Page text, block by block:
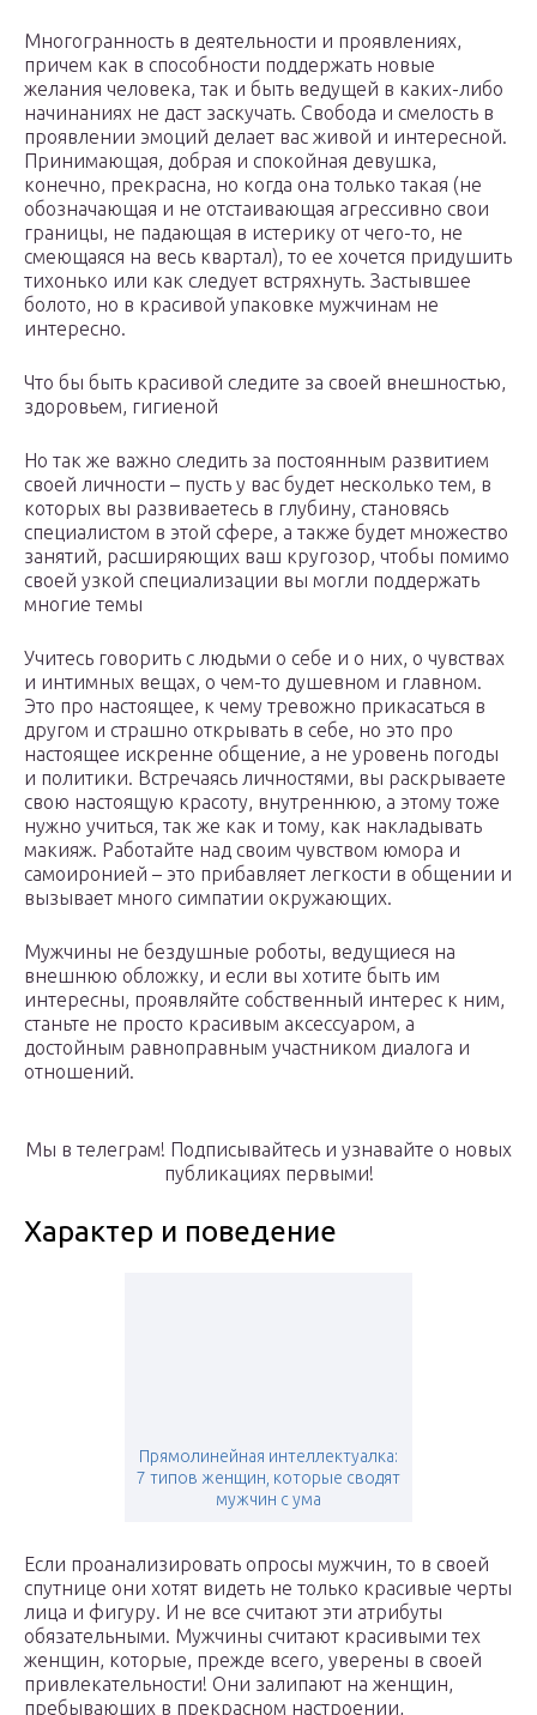
Многогранность в деятельности и проявлениях,
причем как в способности поддержать новые
желания человека, так и быть ведущей в каких-либо
начинаниях не даст заскучать. Свобода и смелость в
проявлении эмоций делает вас живой и интересной.
Принимающая, добрая и спокойная девушка,
конечно, прекрасна, но когда она только такая (не
обозначающая и не отстаивающая агрессивно свои
границы, не падающая в истерику от чего-то, не
смеющаяся на весь квартал), то ее хочется придушить
тихонько или как следует встряхнуть. Застывшее
болото, но в красивой упаковке мужчинам не
интересно.
Что бы быть красивой следите за своей внешностью,
здоровьем, гигиеной
Но так же важно следить за постоянным развитием
своей личности – пусть у вас будет несколько тем, в
которых вы развиваетесь в глубину, становясь
специалистом в этой сфере, а также будет множество
занятий, расширяющих ваш кругозор, чтобы помимо
своей узкой специализации вы могли поддержать
многие темы
Учитесь говорить с людьми о себе и о них, о чувствах
и интимных вещах, о чем-то душевном и главном.
Это про настоящее, к чему тревожно прикасаться в
другом и страшно открывать в себе, но это про
настоящее искренне общение, а не уровень погоды
и политики. Встречаясь личностями, вы раскрываете
свою настоящую красоту, внутреннюю, а этому тоже
нужно учиться, так же как и тому, как накладывать
макияж. Работайте над своим чувством юмора и
самоиронией – это прибавляет легкости в общении и
вызывает много симпатии окружающих.
Мужчины не бездушные роботы, ведущиеся на
внешнюю обложку, и если вы хотите быть им
интересны, проявляйте собственный интерес к ним,
станьте не просто красивым аксессуаром, а
достойным равноправным участником диалога и
отношений.
Мы в телеграм! Подписывайтесь и узнавайте о новых
публикациях первыми!
Характер и поведение
Прямолинейная интеллектуалка:
7 типов женщин, которые сводят
мужчин с ума
Если проанализировать опросы мужчин, то в своей
спутнице они хотят видеть не только красивые черты
лица и фигуру. И не все считают эти атрибуты
обязательными. Мужчины считают красивыми тех
женщин, которые, прежде всего, уверены в своей
привлекательности! Они залипают на женщин,
пребывающих в прекрасном настроении,